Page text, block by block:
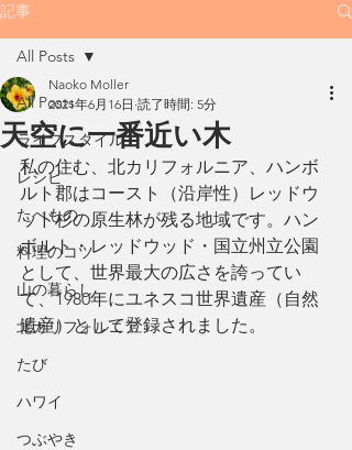
記事
All Posts
ライフスタイル
レシピ
たべもの
料理のコツ
山の暮らし
北カリフォルニア
たび
ハワイ
つぶやき
All Posts
天空に一番近い木
Naoko Moller
2021年6月16日 読了時間: 5分
私の住む、北カリフォルニア、ハンボ
ルト郡はコースト（沿岸性）レッドウ
ッド杉の原生林が残る地域です。ハン
ボルト・レッドウッド・国立州立公園
として、世界最大の広さを誇ってい
て、1980年にユネスコ世界遺産（自然
遺産）として登録されました。